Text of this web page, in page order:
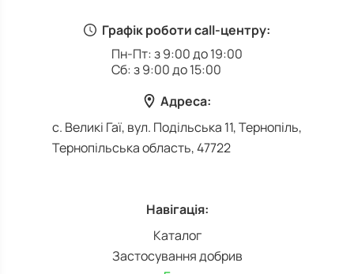
Графік роботи call-центру:
Пн-Пт: з 9:00 до 19:00
Сб: з 9:00 до 15:00
Адреса:
с. Великі Гаї, вул. Подільська 11, Тернопіль,
Тернопільська область, 47722
Навігація:
Каталог
Застосування добрив